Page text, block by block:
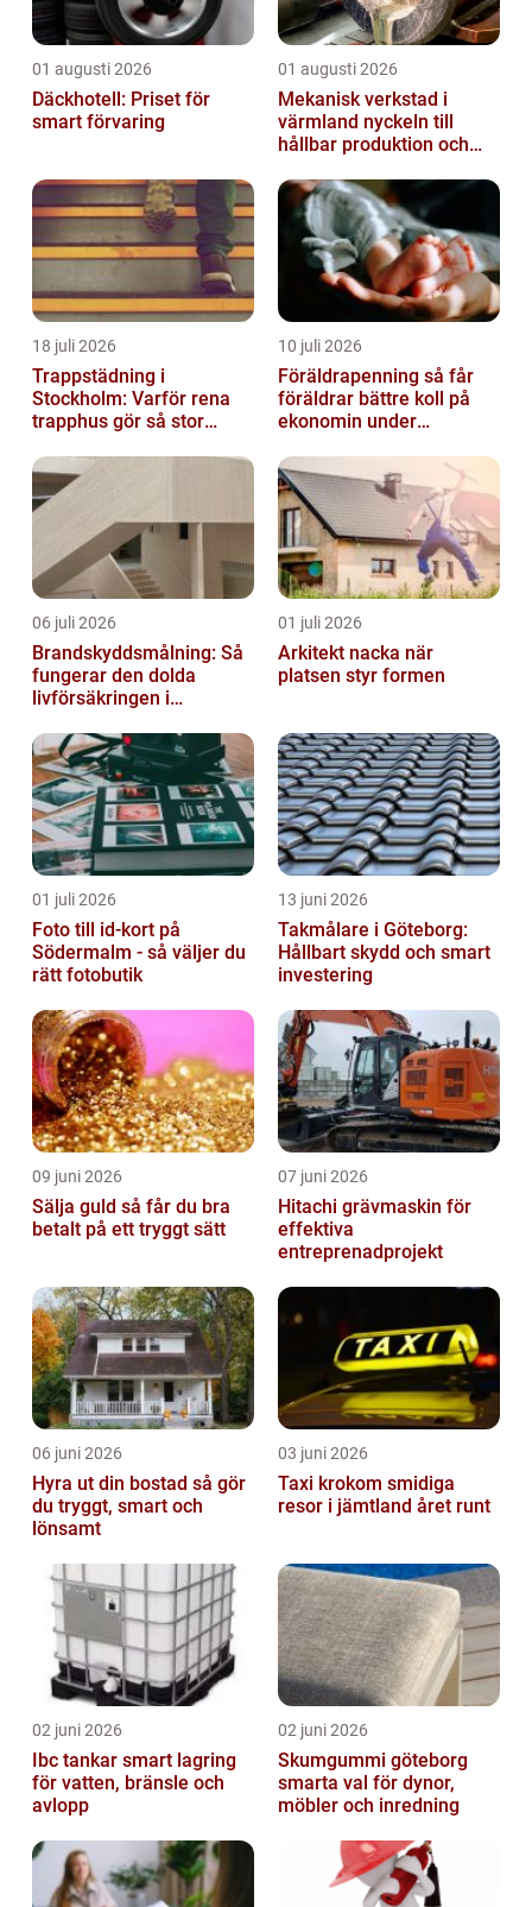
01 augusti 2026
Däckhotell: Priset för
smart förvaring
01 augusti 2026
Mekanisk verkstad i
värmland nyckeln till
hållbar produktion och
18 juli 2026
Trappstädning i
Stockholm: Varför rena
trapphus gör så stor
10 juli 2026
Föräldrapenning så får
föräldrar bättre koll på
ekonomin under
06 juli 2026
Brandskyddsmålning: Så
fungerar den dolda
livförsäkringen i
01 juli 2026
Arkitekt nacka när
platsen styr formen
01 juli 2026
Foto till id-kort på
Södermalm - så väljer du
rätt fotobutik
13 juni 2026
Takmålare i Göteborg:
Hållbart skydd och smart
investering
09 juni 2026
Sälja guld så får du bra
betalt på ett tryggt sätt
07 juni 2026
Hitachi grävmaskin för
effektiva
entreprenadprojekt
06 juni 2026
Hyra ut din bostad så gör
du tryggt, smart och
lönsamt
03 juni 2026
Taxi krokom smidiga
resor i jämtland året runt
02 juni 2026
Ibc tankar smart lagring
för vatten, bränsle och
avlopp
02 juni 2026
Skumgummi göteborg
smarta val för dynor,
möbler och inredning